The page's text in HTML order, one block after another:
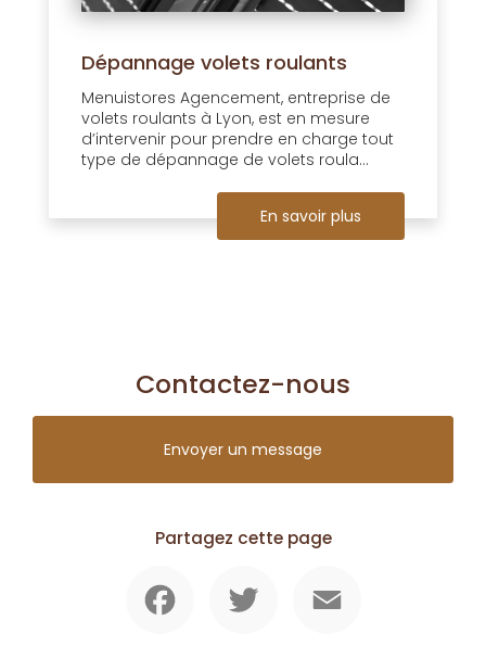
Dépannage volets roulants
Menuistores Agencement, entreprise de
volets roulants à Lyon, est en mesure
d’intervenir pour prendre en charge tout
type de dépannage de volets roula...
En savoir plus
Contactez-nous
Envoyer un message
Partagez cette page